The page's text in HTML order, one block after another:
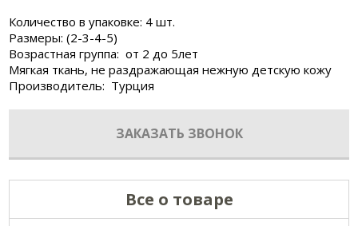
Количество в упаковке: 4 шт.
Размеры: (2-3-4-5)
Возрастная группа: от 2 до 5лет
Мягкая ткань, не раздражающая нежную детскую кожу
Производитель: Турция
ЗАКАЗАТЬ ЗВОНОК
Все о товаре